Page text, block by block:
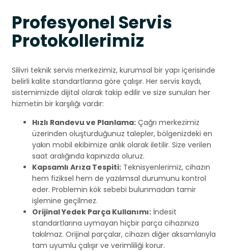
Profesyonel Servis
Protokollerimiz
Silivri teknik servis merkezimiz, kurumsal bir yapı içerisinde
belirli kalite standartlarına göre çalışır. Her servis kaydı,
sistemimizde dijital olarak takip edilir ve size sunulan her
hizmetin bir karşılığı vardır:
Hızlı Randevu ve Planlama: Çağrı merkezimiz
üzerinden oluşturduğunuz talepler, bölgenizdeki en
yakın mobil ekibimize anlık olarak iletilir. Size verilen
saat aralığında kapınızda oluruz.
Kapsamlı Arıza Tespiti: Teknisyenlerimiz, cihazın
hem fiziksel hem de yazılımsal durumunu kontrol
eder. Problemin kök sebebi bulunmadan tamir
işlemine geçilmez.
Orijinal Yedek Parça Kullanımı: İndesit
standartlarına uymayan hiçbir parça cihazınıza
takılmaz. Orijinal parçalar, cihazın diğer aksamlarıyla
tam uyumlu çalışır ve verimliliği korur.